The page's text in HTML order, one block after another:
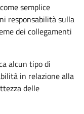
semplice
responsabilità sulla
dei collegamenti
alcun tipo di
in relazione alla
delle